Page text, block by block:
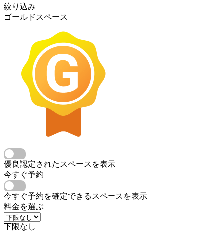
絞り込み
ゴールドスペース
優良認定されたスペースを表示
今すぐ予約
今すぐ予約を確定できるスペースを表示
料金を選ぶ
下限なし